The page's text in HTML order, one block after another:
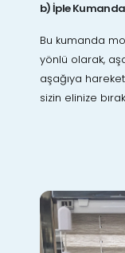
b) İple
Bu kumanda
yönlü olarak,
aşağıya
sizin elinize